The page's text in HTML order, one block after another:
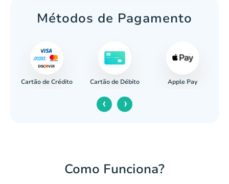
Métodos de Pagamento
Cartão de Crédito Cartão de Débito Apple Pay
‹ ›
Como Funciona?